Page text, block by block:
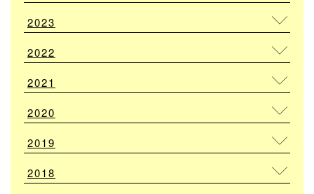
2023
2022
2021
2020
2019
2018